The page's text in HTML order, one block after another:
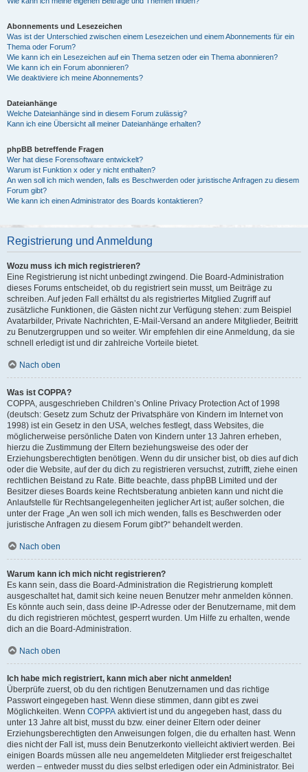
Abonnements und Lesezeichen
Was ist der Unterschied zwischen einem Lesezeichen und einem Abonnements für ein
Thema oder Forum?
Wie kann ich ein Lesezeichen auf ein Thema setzen oder ein Thema abonnieren?
Wie kann ich ein Forum abonnieren?
Wie deaktiviere ich meine Abonnements?
Dateianhänge
Welche Dateianhänge sind in diesem Forum zulässig?
Kann ich eine Übersicht all meiner Dateianhänge erhalten?
phpBB betreffende Fragen
Wer hat diese Forensoftware entwickelt?
Warum ist Funktion x oder y nicht enthalten?
An wen soll ich mich wenden, falls es Beschwerden oder juristische Anfragen zu diesem
Forum gibt?
Wie kann ich einen Administrator des Boards kontaktieren?
Registrierung und Anmeldung
Wozu muss ich mich registrieren?
Eine Registrierung ist nicht unbedingt zwingend. Die Board-Administration
dieses Forums entscheidet, ob du registriert sein musst, um Beiträge zu
schreiben. Auf jeden Fall erhältst du als registriertes Mitglied Zugriff auf
zusätzliche Funktionen, die Gästen nicht zur Verfügung stehen: zum Beispiel
Avatarbilder, Private Nachrichten, E-Mail-Versand an andere Mitglieder, Beitritt
zu Benutzergruppen und so weiter. Wir empfehlen dir eine Anmeldung, da sie
schnell erledigt ist und dir zahlreiche Vorteile bietet.
Nach oben
Was ist COPPA?
COPPA, ausgeschrieben Children’s Online Privacy Protection Act of 1998
(deutsch: Gesetz zum Schutz der Privatsphäre von Kindern im Internet von
1998) ist ein Gesetz in den USA, welches festlegt, dass Websites, die
möglicherweise persönliche Daten von Kindern unter 13 Jahren erheben,
hierzu die Zustimmung der Eltern beziehungsweise des oder der
Erziehungsberechtigten benötigen. Wenn du dir unsicher bist, ob dies auf dich
oder die Website, auf der du dich zu registrieren versuchst, zutrifft, ziehe einen
rechtlichen Beistand zu Rate. Bitte beachte, dass phpBB Limited und der
Besitzer dieses Boards keine Rechtsberatung anbieten kann und nicht die
Anlaufstelle für Rechtsangelegenheiten jeglicher Art ist; außer solchen, die
unter der Frage „An wen soll ich mich wenden, falls es Beschwerden oder
juristische Anfragen zu diesem Forum gibt?“ behandelt werden.
Nach oben
Warum kann ich mich nicht registrieren?
Es kann sein, dass die Board-Administration die Registrierung komplett
ausgeschaltet hat, damit sich keine neuen Benutzer mehr anmelden können.
Es könnte auch sein, dass deine IP-Adresse oder der Benutzername, mit dem
du dich registrieren möchtest, gesperrt wurden. Um Hilfe zu erhalten, wende
dich an die Board-Administration.
Nach oben
Ich habe mich registriert, kann mich aber nicht anmelden!
Überprüfe zuerst, ob du den richtigen Benutzernamen und das richtige
Passwort eingegeben hast. Wenn diese stimmen, dann gibt es zwei
Möglichkeiten. Wenn COPPA aktiviert ist und du angegeben hast, dass du
unter 13 Jahre alt bist, musst du bzw. einer deiner Eltern oder deiner
Erziehungsberechtigten den Anweisungen folgen, die du erhalten hast. Wenn
dies nicht der Fall ist, muss dein Benutzerkonto vielleicht aktiviert werden. Bei
einigen Boards müssen alle neu angemeldeten Mitglieder erst freigeschaltet
werden – entweder musst du dies selbst erledigen oder ein Administrator. Bei